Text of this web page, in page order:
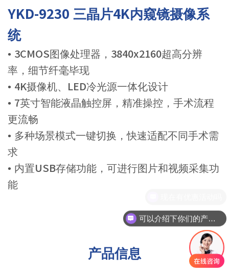
YKD-9230 三晶片4K内窥镜摄像系
统
• 3CMOS图像处理器，3840x2160超高分辨
率，细节纤毫毕现
• 4K摄像机、LED冷光源一体化设计
• 7英寸智能液晶触控屏，精准操控，手术流程
更流畅
• 多种场景模式一键切换，快速适配不同手术需
求
• 内置USB存储功能，可进行图片和视频采集功
能
产品信息
可以介绍下你们的产品么